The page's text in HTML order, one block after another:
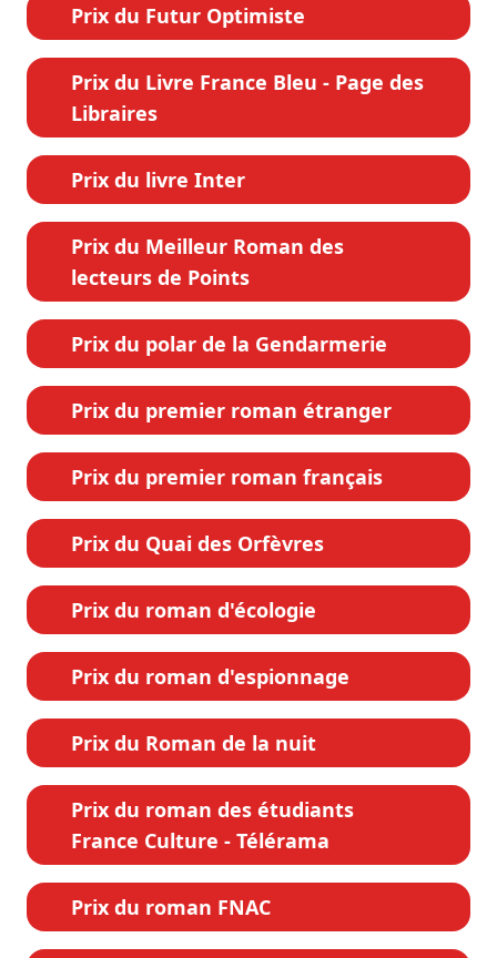
Prix du Futur Optimiste
Prix du Livre France Bleu - Page des
Libraires
Prix du livre Inter
Prix du Meilleur Roman des
lecteurs de Points
Prix du polar de la Gendarmerie
Prix du premier roman étranger
Prix du premier roman français
Prix du Quai des Orfèvres
Prix du roman d'écologie
Prix du roman d'espionnage
Prix du Roman de la nuit
Prix du roman des étudiants
France Culture - Télérama
Prix du roman FNAC